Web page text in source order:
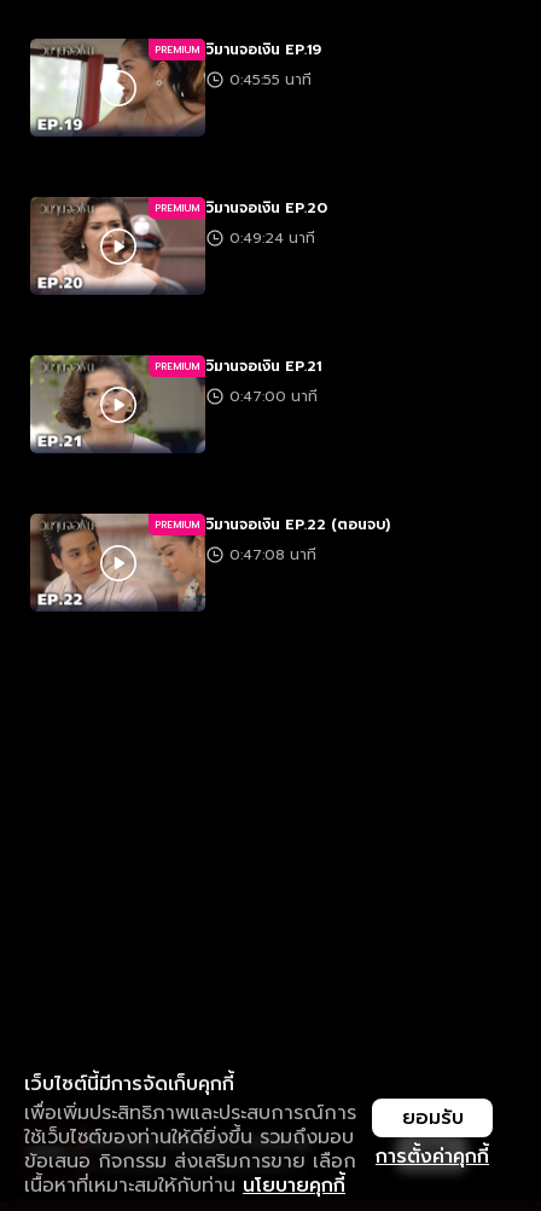
PREMIUM วิมานจอเงิน EP.19
0:45:55 นาที
PREMIUM วิมานจอเงิน EP.20
0:49:24 นาที
PREMIUM วิมานจอเงิน EP.21
0:47:00 นาที
PREMIUM วิมานจอเงิน EP.22 (ตอนจบ)
0:47:08 นาที
เว็บไซต์นี้มีการจัดเก็บคุกกี้
เพื่อเพิ่มประสิทธิภาพและประสบการณ์การ
ใช้เว็บไซต์ของท่านให้ดียิ่งขึ้น รวมถึงมอบ
ข้อเสนอ กิจกรรม ส่งเสริมการขาย เลือก
เนื้อหาที่เหมาะสมให้กับท่าน นโยบายคุกกี้
การตั้งค่าคุกกี้
ยอมรับ
ใช้งานแอป ลื่นไหลกว่า ไม่มีสะดุด
ดาวน์โหลดแอปเพื่อการรับชมที่ดีกว่า เปิด